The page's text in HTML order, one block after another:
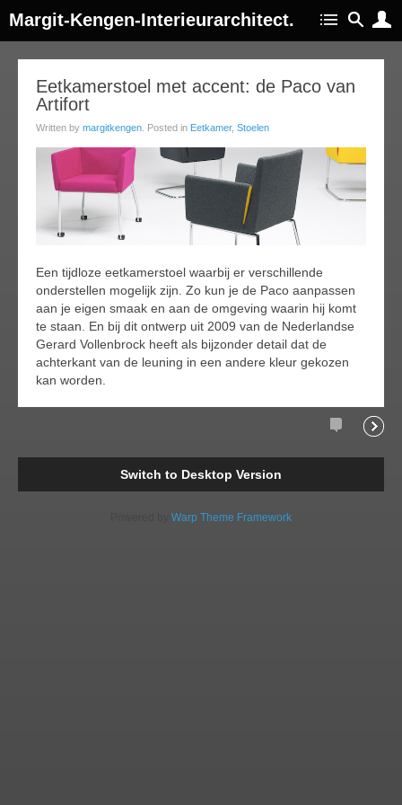
Margit-Kengen-Interieurarchitect.
Eetkamerstoel met accent: de Paco van
Artifort
Written by margitkengen . Posted in Eetkamer, Stoelen
Een tijdloze eetkamerstoel waarbij er verschillende
onderstellen mogelijk zijn. Zo kun je de Paco aanpassen
aan je eigen smaak en aan de omgeving waarin hij komt
te staan. En bij dit ontwerp uit 2009 van de Nederlandse
Gerard Vollenbrock heeft als bijzonder detail dat de
achterkant van de leuning in een andere kleur gekozen
kan worden.
Comments
Switch to Desktop Version
Warp Theme Framework